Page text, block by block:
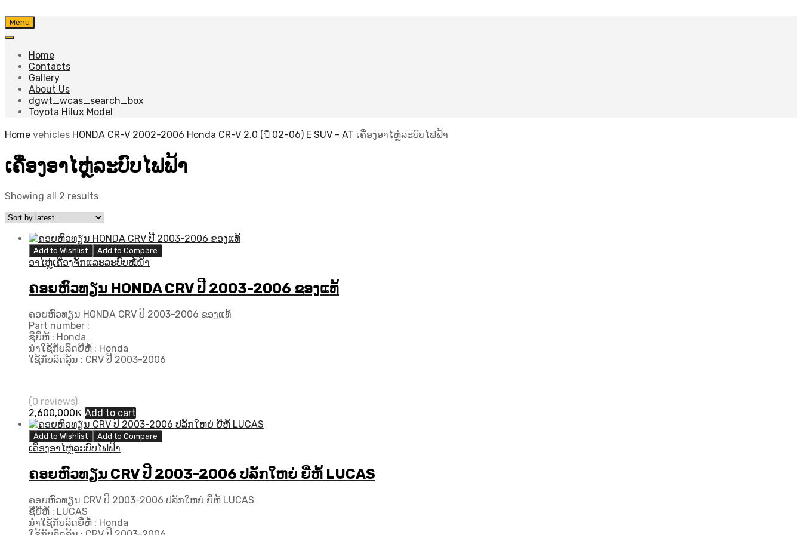
Skip
to
Menu
Home
Contacts
Gallery
About Us
dgwt_wcas_search_box
Toyota Hilux Model
Home vehicles HONDA CR-V 2002-2006 Honda CR-V 2.0 (ปี 02-06) E SUV - AT ເຄື່ອງອາໄຫຼ່ລະບົບໄຟຟ້າ
ເຄື່ອງອາໄຫຼ່ລະບົບໄຟຟ້າ
Showing all 2 resultsSorted
latest
Add to Wishlist Add to Compare
ອາໄຫຼ່ເຄື່ອງຈັກແລະລະບົບໝໍ້ນ້ຳ
ຄອຍຫົວທຽນ HONDA CRV ປີ 2003-2006 ຂອງແທ້
ຄອຍຫົວທຽນ HONDA CRV ປີ 2003-2006 ຂອງແທ້
Part number :
ຊື່ຍີ່ຫໍ້ : Honda
ນຳໃຊ້ກັບລົດຍີ່ຫໍ້ : Honda
ໃຊ້ກັບລົດລຸ້ນ : CRV ປີ 2003-2006
(0 reviews)
2,600,000₭ Add to cart
Add to Wishlist Add to Compare
ເຄື່ອງອາໄຫຼ່ລະບົບໄຟຟ້າ
ຄອຍຫົວທຽນ CRV ປີ 2003-2006 ປລັກໃຫຍ່ ຍີ່ຫໍ້ LUCAS
ຄອຍຫົວທຽນ CRV ປີ 2003-2006 ປລັກໃຫຍ່ ຍີ່ຫໍ້ LUCAS
ຊື່ຍີ່ຫໍ້ : LUCAS
ນຳໃຊ້ກັບລົດຍີ່ຫໍ້ : Honda